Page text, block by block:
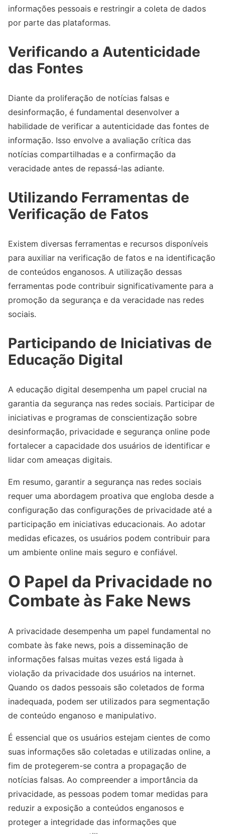
informações pessoais e restringir a coleta de dados
por parte das plataformas.
Verificando a Autenticidade
das Fontes
Diante da proliferação de notícias falsas e
desinformação, é fundamental desenvolver a
habilidade de verificar a autenticidade das fontes de
informação. Isso envolve a avaliação crítica das
notícias compartilhadas e a confirmação da
veracidade antes de repassá-las adiante.
Utilizando Ferramentas de
Verificação de Fatos
Existem diversas ferramentas e recursos disponíveis
para auxiliar na verificação de fatos e na identificação
de conteúdos enganosos. A utilização dessas
ferramentas pode contribuir significativamente para a
promoção da segurança e da veracidade nas redes
sociais.
Participando de Iniciativas de
Educação Digital
A educação digital desempenha um papel crucial na
garantia da segurança nas redes sociais. Participar de
iniciativas e programas de conscientização sobre
desinformação, privacidade e segurança online pode
fortalecer a capacidade dos usuários de identificar e
lidar com ameaças digitais.
Em resumo, garantir a segurança nas redes sociais
requer uma abordagem proativa que engloba desde a
configuração das configurações de privacidade até a
participação em iniciativas educacionais. Ao adotar
medidas eficazes, os usuários podem contribuir para
um ambiente online mais seguro e confiável.
O Papel da Privacidade no
Combate às Fake News
A privacidade desempenha um papel fundamental no
combate às fake news, pois a disseminação de
informações falsas muitas vezes está ligada à
violação da privacidade dos usuários na internet.
Quando os dados pessoais são coletados de forma
inadequada, podem ser utilizados para segmentação
de conteúdo enganoso e manipulativo.
É essencial que os usuários estejam cientes de como
suas informações são coletadas e utilizadas online, a
fim de protegerem-se contra a propagação de
notícias falsas. Ao compreender a importância da
privacidade, as pessoas podem tomar medidas para
reduzir a exposição a conteúdos enganosos e
proteger a integridade das informações que